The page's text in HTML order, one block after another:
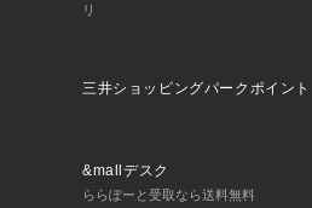
リ
三井ショッピングパークポイント
&mallデスク
ららぽーと受取なら送料無料